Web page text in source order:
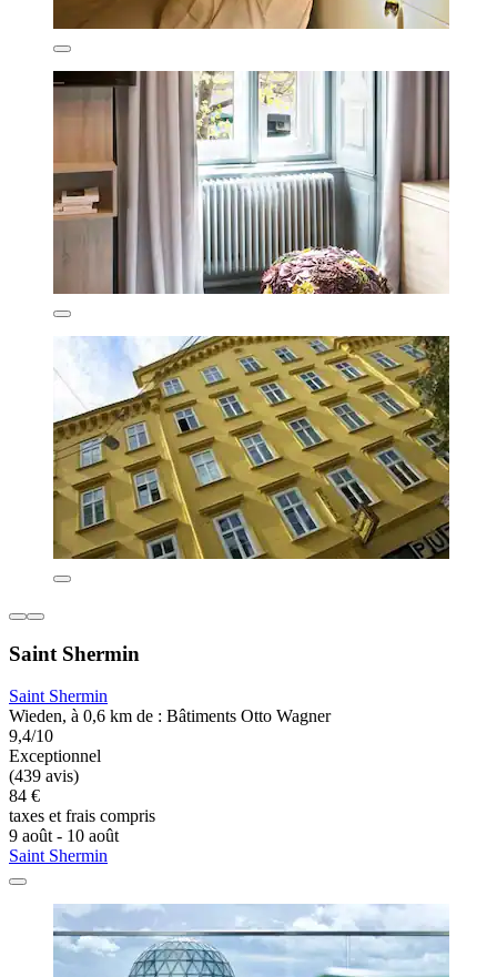
Saint Shermin
Saint Shermin
Wieden, à 0,6 km de : Bâtiments Otto Wagner
9,4/10
Exceptionnel
(439 avis)
84 €
taxes et frais compris
9 août - 10 août
Saint Shermin